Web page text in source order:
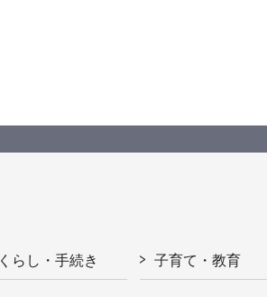
くらし・手続き 子育て・教育